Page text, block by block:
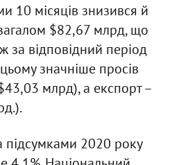
10 місяців знизився й
$82,67 млрд, що
відповідний період
значніше просів
млрд), а експорт –
підсумками 2020 року